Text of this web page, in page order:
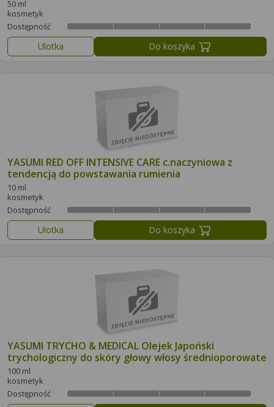
50 ml
kosmetyk
Dostępność
Ulotka Do koszyka
YASUMI RED OFF INTENSIVE CARE c.naczyniowa z
tendencją do powstawania rumienia
10 ml
kosmetyk
Dostępność
Ulotka Do koszyka
YASUMI TRYCHO & MEDICAL Olejek Japoński
trychologiczny do skóry głowy włosy średnioporowate
100 ml
kosmetyk
Dostępność